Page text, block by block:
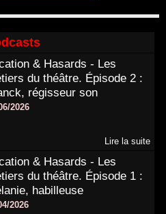
& Hasards - Les
du théâtre. Épisode 2 :
régisseur son
2026
Lire la suite
& Hasards - Les
du théâtre. Épisode 1 :
habilleuse
2026